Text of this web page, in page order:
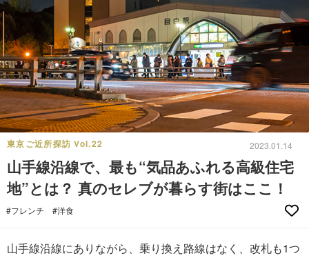
東京ご近所探訪 Vol.22 2023.01.14
山手線沿線で、最も“気品あふれる高級住宅
地”とは？ 真のセレブが暮らす街はここ！
#フレンチ #洋食
山手線沿線にありながら、乗り換え路線はなく、改札も1つ